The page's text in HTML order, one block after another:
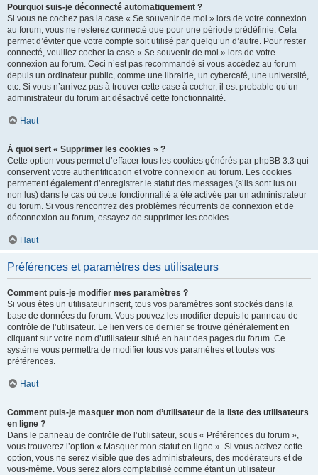
Pourquoi suis-je déconnecté automatiquement ?
Si vous ne cochez pas la case « Se souvenir de moi » lors de votre connexion
au forum, vous ne resterez connecté que pour une période prédéfinie. Cela
permet d’éviter que votre compte soit utilisé par quelqu’un d’autre. Pour rester
connecté, veuillez cocher la case « Se souvenir de moi » lors de votre
connexion au forum. Ceci n’est pas recommandé si vous accédez au forum
depuis un ordinateur public, comme une librairie, un cybercafé, une université,
etc. Si vous n’arrivez pas à trouver cette case à cocher, il est probable qu’un
administrateur du forum ait désactivé cette fonctionnalité.
Haut
À quoi sert « Supprimer les cookies » ?
Cette option vous permet d’effacer tous les cookies générés par phpBB 3.3 qui
conservent votre authentification et votre connexion au forum. Les cookies
permettent également d’enregistrer le statut des messages (s’ils sont lus ou
non lus) dans le cas où cette fonctionnalité a été activée par un administrateur
du forum. Si vous rencontrez des problèmes récurrents de connexion et de
déconnexion au forum, essayez de supprimer les cookies.
Haut
Préférences et paramètres des utilisateurs
Comment puis-je modifier mes paramètres ?
Si vous êtes un utilisateur inscrit, tous vos paramètres sont stockés dans la
base de données du forum. Vous pouvez les modifier depuis le panneau de
contrôle de l’utilisateur. Le lien vers ce dernier se trouve généralement en
cliquant sur votre nom d’utilisateur situé en haut des pages du forum. Ce
système vous permettra de modifier tous vos paramètres et toutes vos
préférences.
Haut
Comment puis-je masquer mon nom d’utilisateur de la liste des utilisateurs
en ligne ?
Dans le panneau de contrôle de l’utilisateur, sous « Préférences du forum »,
vous trouverez l’option « Masquer mon statut en ligne ». Si vous activez cette
option, vous ne serez visible que des administrateurs, des modérateurs et de
vous-même. Vous serez alors comptabilisé comme étant un utilisateur